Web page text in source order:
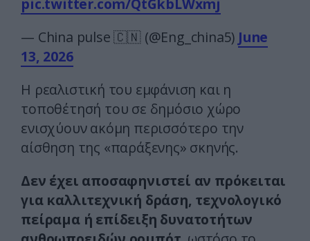
pic.twitter.com/QtGkbLWxmj
— China pulse 🇨🇳 (@Eng_china5) June
13, 2026
Η ρεαλιστική του εμφάνιση και η
τοποθέτησή του σε δημόσιο χώρο
ενισχύουν ακόμη περισσότερο την
αίσθηση της «παράξενης» σκηνής.
Δεν έχει αποσαφηνιστεί αν πρόκειται
για καλλιτεχνική δράση, τεχνολογικό
πείραμα ή επίδειξη δυνατοτήτων